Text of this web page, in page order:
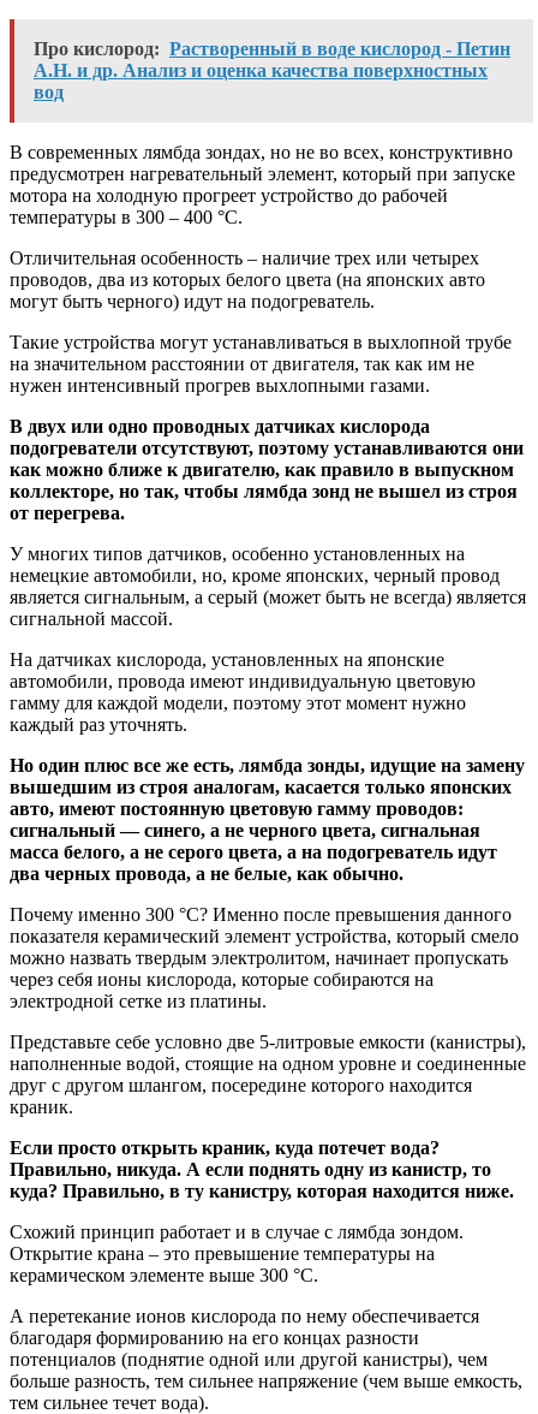
Про кислород: Растворенный в воде кислород - Петин
А.Н. и др. Анализ и оценка качества поверхностных
вод
В современных лямбда зондах, но не во всех, конструктивно
предусмотрен нагревательный элемент, который при запуске
мотора на холодную прогреет устройство до рабочей
температуры в 300 – 400 °С.
Отличительная особенность – наличие трех или четырех
проводов, два из которых белого цвета (на японских авто
могут быть черного) идут на подогреватель.
Такие устройства могут устанавливаться в выхлопной трубе
на значительном расстоянии от двигателя, так как им не
нужен интенсивный прогрев выхлопными газами.
В двух или одно проводных датчиках кислорода
подогреватели отсутствуют, поэтому устанавливаются они
как можно ближе к двигателю, как правило в выпускном
коллекторе, но так, чтобы лямбда зонд не вышел из строя
от перегрева.
У многих типов датчиков, особенно установленных на
немецкие автомобили, но, кроме японских, черный провод
является сигнальным, а серый (может быть не всегда) является
сигнальной массой.
На датчиках кислорода, установленных на японские
автомобили, провода имеют индивидуальную цветовую
гамму для каждой модели, поэтому этот момент нужно
каждый раз уточнять.
Но один плюс все же есть, лямбда зонды, идущие на замену
вышедшим из строя аналогам, касается только японских
авто, имеют постоянную цветовую гамму проводов:
сигнальный — синего, а не черного цвета, сигнальная
масса белого, а не серого цвета, а на подогреватель идут
два черных провода, а не белые, как обычно.
Почему именно 300 °С? Именно после превышения данного
показателя керамический элемент устройства, который смело
можно назвать твердым электролитом, начинает пропускать
через себя ионы кислорода, которые собираются на
электродной сетке из платины.
Представьте себе условно две 5-литровые емкости (канистры),
наполненные водой, стоящие на одном уровне и соединенные
друг с другом шлангом, посередине которого находится
краник.
Если просто открыть краник, куда потечет вода?
Правильно, никуда. А если поднять одну из канистр, то
куда? Правильно, в ту канистру, которая находится ниже.
Схожий принцип работает и в случае с лямбда зондом.
Открытие крана – это превышение температуры на
керамическом элементе выше 300 °С.
А перетекание ионов кислорода по нему обеспечивается
благодаря формированию на его концах разности
потенциалов (поднятие одной или другой канистры), чем
больше разность, тем сильнее напряжение (чем выше емкость,
тем сильнее течет вода).